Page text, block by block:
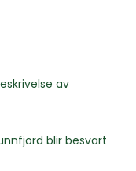
av
blir besvart